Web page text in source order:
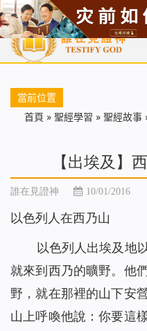
首頁 每日靈糧 天國福音
當前位置
首頁 » 聖經學習 » 聖經故事
【出埃及】
誰在見證神 10/01/2016
以色列人在西乃山
以色列人出埃及地
就來到西乃的曠野。他
野，就在那裡的山下安
山上呼喚他說：你要這